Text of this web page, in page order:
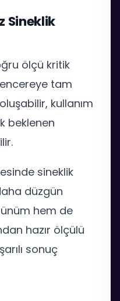
Sineklik
ölçü kritik
tam
kullanım
beklenen
sineklik
düzgün
hem de
hazır ölçülü
sonuç